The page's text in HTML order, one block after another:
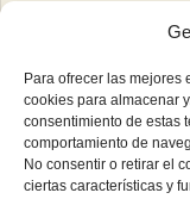
Para ofrecer las mejores
cookies para almacenar
consentimiento de estas
comportamiento de
No consentir o retirar el
ciertas características y